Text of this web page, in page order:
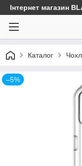
Інтернет магазин
Каталог
–5%